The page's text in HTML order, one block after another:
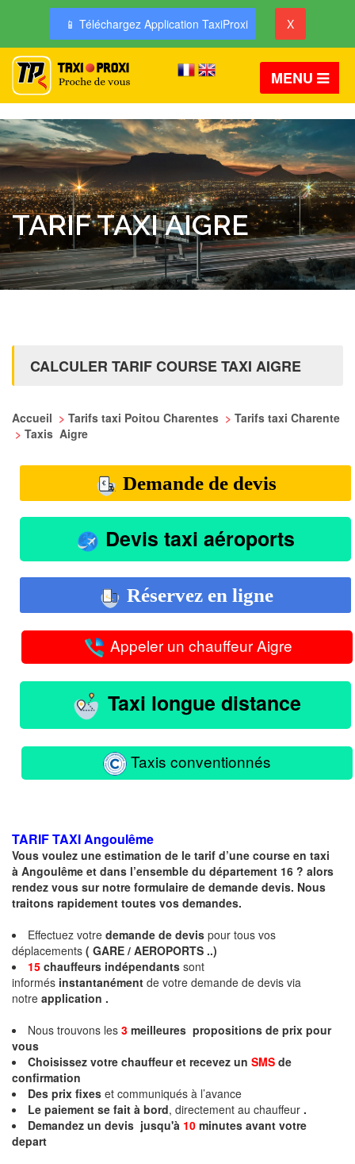
📱 Téléchargez Application TaxiProxi X
MENU
TARIF TAXI AIGRE
CALCULER TARIF COURSE TAXI AIGRE
Accueil > Tarifs taxi Poitou Charentes > Tarifs taxi Charente
> Taxis Aigre
Demande de devis
Devis taxi aéroports
Réservez en ligne
Appeler un chauffeur Aigre
Taxi longue distance
Taxis conventionnés
TARIF TAXIAngoulême
Vous voulez une estimation de le tarif d’une course en taxi
à Angoulême et dans l’ensemble du département 16 ? alors
rendez vous sur notre formulaire de demande devis. Nous
traitons rapidement toutes vos demandes.
Effectuez votre demande de devis pour tous vos
déplacements ( GARE / AEROPORTS ..)
15 chauffeurs indépendants sont
informés instantanément de votre demande de devis via
notre application .
Nous trouvons les 3 meilleures propositions de prix pour
vous
Choisissez votre chauffeur et recevez un SMS de
confirmation
Des prix fixes et communiqués à l’avance
Le paiement se fait à bord, directement au chauffeur .
Demandez un devis jusqu'à 10 minutes avant votre
depart